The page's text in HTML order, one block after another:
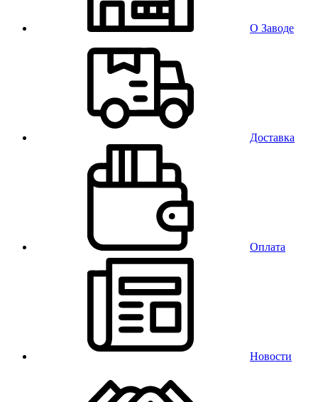
О Заводе
Доставка
Оплата
Новости